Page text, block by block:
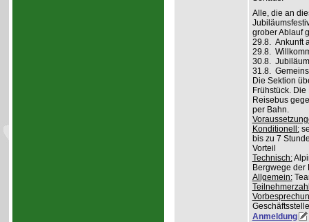
Alle, die an
grober Ablauf
29.8. Ankunft
29.8.
30.8.
31.8.
Die Sektion
Frühstück.
Reisebus
per Bahn.
Konditionell:
bis zu 7
Vorteil
Technisch:
Bergwege
Allgemein:
Anmeldung